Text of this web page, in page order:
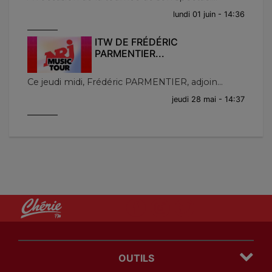
lundi 01 juin - 14:36
ITW DE FRÉDÉRIC
PARMENTIER...
Ce jeudi midi, Frédéric PARMENTIER, adjoin...
jeudi 28 mai - 14:37
OUTILS